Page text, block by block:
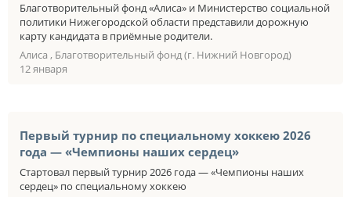
Благотворительный фонд «Алиса» и Министерство социальной
политики Нижегородской области представили дорожную
карту кандидата в приёмные родители.
Алиса , Благотворительный фонд (г. Нижний Новгород)
12 января
Первый турнир по специальному хоккею 2026
года — «Чемпионы наших сердец»
Стартовал первый турнир 2026 года — «Чемпионы наших
сердец» по специальному хоккею